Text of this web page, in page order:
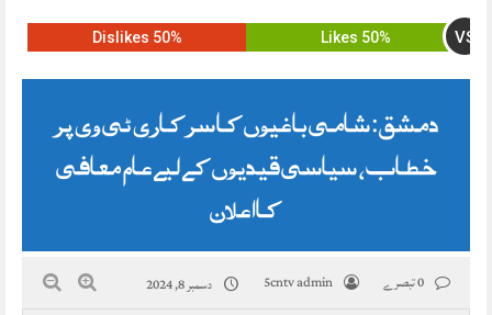
50% Likes VS
50% Dislikes
دمشق: شامی باغیوں کا سرکاری ٹی وی پر
خطاب، سیاسی قیدیوں کے لیے عام معافی
کا اعلان
5cntv admin دسمبر 8, 2024